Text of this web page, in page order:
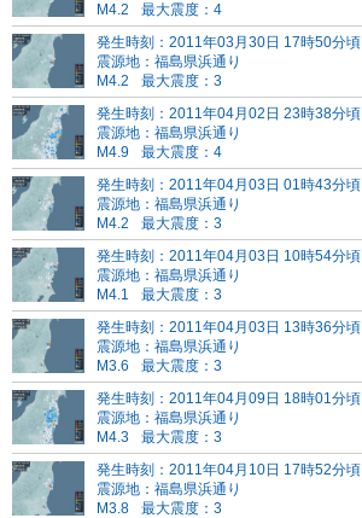
M4.2
最大震度：4
発生時刻：2011年03月30日 17時50分頃
震源地：福島県浜通り
M4.2
最大震度：3
発生時刻：2011年04月02日 23時38分頃
震源地：福島県浜通り
M4.9
最大震度：4
発生時刻：2011年04月03日 01時43分頃
震源地：福島県浜通り
M4.2
最大震度：3
発生時刻：2011年04月03日 10時54分頃
震源地：福島県浜通り
M4.1
最大震度：3
発生時刻：2011年04月03日 13時36分頃
震源地：福島県浜通り
M3.6
最大震度：3
発生時刻：2011年04月09日 18時01分頃
震源地：福島県浜通り
M4.3
最大震度：3
発生時刻：2011年04月10日 17時52分頃
震源地：福島県浜通り
M3.8
最大震度：3